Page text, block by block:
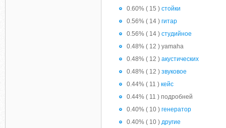
0.60% ( 15 ) стойки
0.56% ( 14 ) гитар
0.56% ( 14 ) студийное
0.48% ( 12 ) yamaha
0.48% ( 12 ) акустических
0.48% ( 12 ) звуковое
0.44% ( 11 ) кейс
0.44% ( 11 ) подробней
0.40% ( 10 ) генератор
0.40% ( 10 ) другие